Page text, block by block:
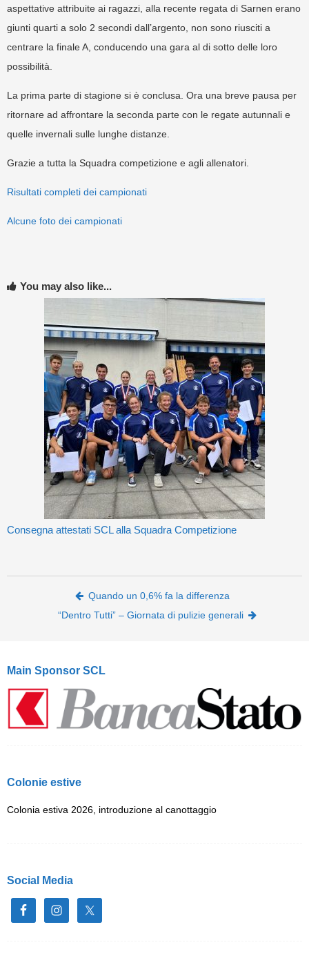
aspettative attribuite ai ragazzi, alla recente regata di Sarnen erano
giunti quarti a solo 2 secondi dall’argento, non sono riusciti a
centrare la finale A, conducendo una gara al di sotto delle loro
possibilità.
La prima parte di stagione si è conclusa. Ora una breve pausa per
ritornare ad affrontare la seconda parte con le regate autunnali e
quelle invernali sulle lunghe distanze.
Grazie a tutta la Squadra competizione e agli allenatori.
Risultati completi dei campionati
Alcune foto dei campionati
You may also like...
Consegna attestati SCL alla Squadra Competizione
Post navigation
Quando un 0,6% fa la differenza
“Dentro Tutti” – Giornata di pulizie generali
Main Sponsor SCL
Colonie estive
Colonia estiva 2026, introduzione al canottaggio
Social Media